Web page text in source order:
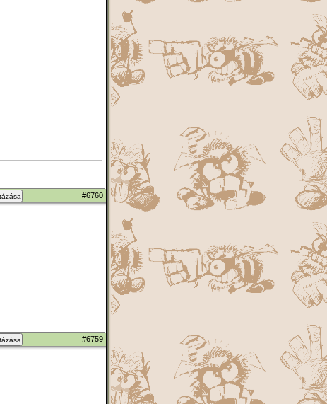
#6760
#6759